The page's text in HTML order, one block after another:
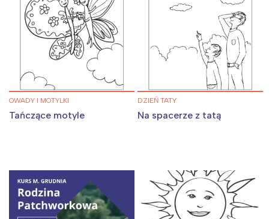
OWADY I MOTYLKI
Tańczące motyle
DZIEŃ TATY
Na spacerze z tatą